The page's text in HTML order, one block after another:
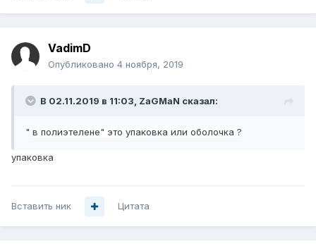
VadimD
Опубликовано 4 ноября, 2019
В 02.11.2019 в 11:03, ZaGMaN сказал:
" в полиэтелене" это упаковка или оболочка ?
упаковка
Вставить ник Цитата